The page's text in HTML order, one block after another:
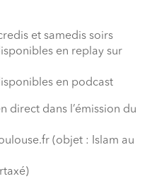
et samedis soirs
en replay sur
en podcast
direct dans l’émission du
(objet : Islam au